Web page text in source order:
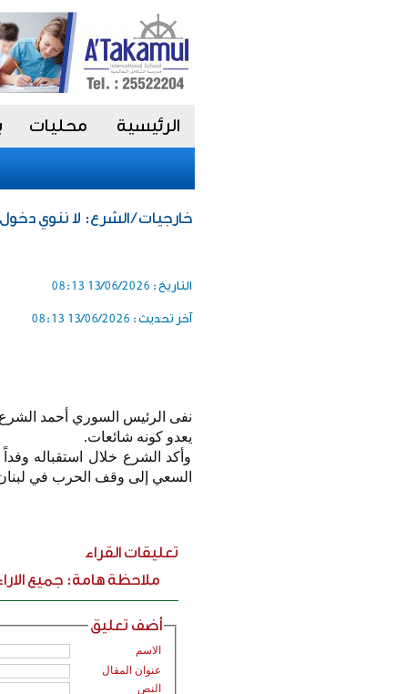
الرئيسية محليات
خارجيات / الشرع: لا ننوي دخول
التاريخ : 13/06/2026 08:13
آخر تحديث : 13/06/2026 08:13
نفى الرئيس السوري أحمد
يعدو كونه شائعات.
وأكد الشرع خلال استقباله
السعي إلى وقف الحرب في لبنان،
تعليقات القراء
ملاحظة هامة: جميع
أضف تعليق
الاسم
عنوان المقال
النص